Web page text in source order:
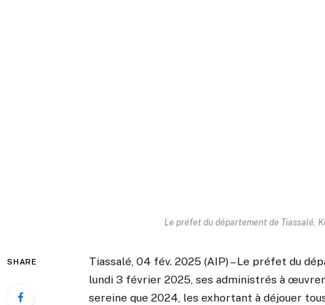
Le préfet du département de Tiassalé,
SHARE
Tiassalé, 04 fév. 2025 (AIP) – Le préfet du
lundi 3 février 2025, ses administrés à
sereine que 2024, les exhortant à déjouer